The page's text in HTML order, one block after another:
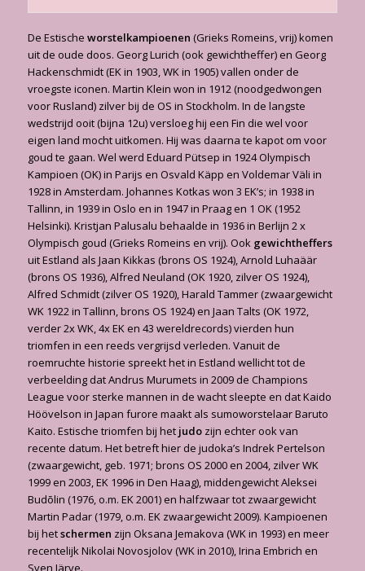
De Estische worstelkampioenen (Grieks Romeins, vrij) komen
uit de oude doos. Georg Lurich (ook gewichtheffer) en Georg
Hackenschmidt (EK in 1903, WK in 1905) vallen onder de
vroegste iconen. Martin Klein won in 1912 (noodgedwongen
voor Rusland) zilver bij de OS in Stockholm. In de langste
wedstrijd ooit (bijna 12u) versloeg hij een Fin die wel voor
eigen land mocht uitkomen. Hij was daarna te kapot om voor
goud te gaan. Wel werd Eduard Pütsep in 1924 Olympisch
Kampioen (OK) in Parijs en Osvald Käpp en Voldemar Väli in
1928 in Amsterdam. Johannes Kotkas won 3 EK’s; in 1938 in
Tallinn, in 1939 in Oslo en in 1947 in Praag en 1 OK (1952
Helsinki). Kristjan Palusalu behaalde in 1936 in Berlijn 2 x
Olympisch goud (Grieks Romeins en vrij). Ook gewichtheffers
uit Estland als Jaan Kikkas (brons OS 1924), Arnold Luhaäär
(brons OS 1936), Alfred Neuland (OK 1920, zilver OS 1924),
Alfred Schmidt (zilver OS 1920), Harald Tammer (zwaargewicht
WK 1922 in Tallinn, brons OS 1924) en Jaan Talts (OK 1972,
verder 2x WK, 4x EK en 43 wereldrecords) vierden hun
triomfen in een reeds vergrijsd verleden. Vanuit de
roemruchte historie spreekt het in Estland wellicht tot de
verbeelding dat Andrus Murumets in 2009 de Champions
League voor sterke mannen in de wacht sleepte en dat Kaido
Höövelson in Japan furore maakt als sumoworstelaar Baruto
Kaito. Estische triomfen bij het judozijn echter ook van
recente datum. Het betreft hier de judoka’s Indrek Pertelson
(zwaargewicht, geb. 1971; brons OS 2000 en 2004, zilver WK
1999 en 2003, EK 1996 in Den Haag), middengewicht Aleksei
Budõlin (1976, o.m. EK 2001) en halfzwaar tot zwaargewicht
Martin Padar (1979, o.m. EK zwaargewicht 2009). Kampioenen
bij hetschermen zijn Oksana Jemakova (WK in 1993) en meer
recentelijk Nikolai Novosjolov (WK in 2010), Irina Embrich en
Sven Järve.